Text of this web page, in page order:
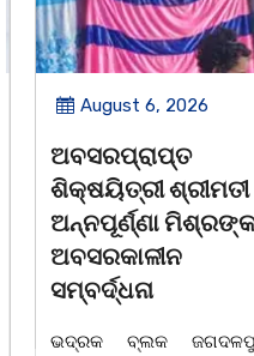
August 6, 2026
ଅବସରପ୍ରାପ୍ତ
ଶିକ୍ଷୟିତ୍ରୀ ଶ୍ରୀମତୀ
ଅନ୍ନପୂର୍ଣ୍ଣା ମିଶ୍ରଙ୍କ
ଅବସରକାଳୀନ
ସମ୍ବର୍ଦ୍ଧନା
ଭଦ୍ରକ ବ୍ଲକ ଜଗଦଳପୁର